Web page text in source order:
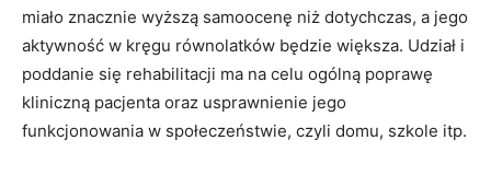
miało znacznie wyższą samoocenę niż dotychczas, a jego
aktywność w kręgu równolatków będzie większa. Udział i
poddanie się rehabilitacji ma na celu ogólną poprawę
kliniczną pacjenta oraz usprawnienie jego
funkcjonowania w społeczeństwie, czyli domu, szkole itp.